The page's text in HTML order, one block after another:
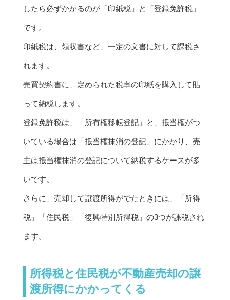
したら必ずかかるのが「印紙税」と「登録免許税」
です。
印紙税は、領収書など、一定の文書に対して課税さ
れます。
売買契約書に、定められた税率の印紙を購入して貼
って納税します。
登録免許税は、「所有権移転登記」と、抵当権がつ
いている場合は「抵当権抹消の登記」にかかり、売
主は抵当権抹消の登記について納税するケースが多
いです。
さらに、売却して譲渡所得がでたときには、「所得
税」「住民税」「復興特別所得税」の3つが課税され
ます。
所得税と住民税が不動産売却の譲
渡所得にかかってくる